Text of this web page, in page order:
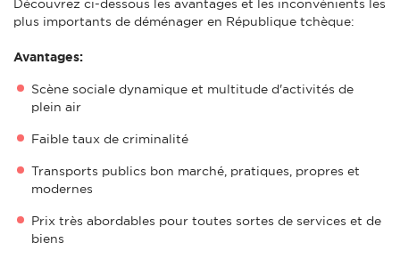
Découvrez ci-dessous les avantages et les inconvénients les
plus importants de déménager en République tchèque:
Avantages:
Scène sociale dynamique et multitude d'activités de
plein air
Faible taux de criminalité
Transports publics bon marché, pratiques, propres et
modernes
Prix très abordables pour toutes sortes de services et de
biens